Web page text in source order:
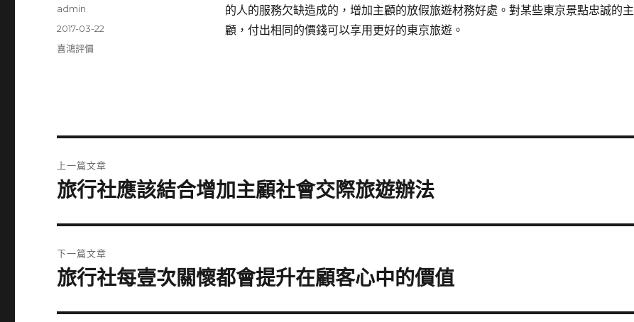
的人的服務欠缺造成的，增加主顧的放假旅遊材務好處。對某些東京景點忠誠的主
顧，付出相同的價錢可以享用更好的東京旅遊。
作
admin
發
佈
2017-03-22
分
喜鴻評價
章
上一篇文章
上
篇
文
章:
旅行社應該結合增加主顧社會交際旅遊辦法
下一篇文章
下
篇
旅行社每壹次關懷都會提升在顧客心中的價值